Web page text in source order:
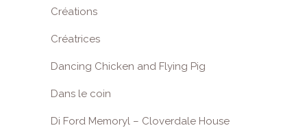
Créations
Créatrices
Dancing Chicken and Flying Pig
Dans le coin
Di Ford Memoryl – Cloverdale House